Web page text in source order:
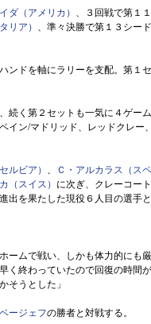
ダ（アメリカ） 、３回戦で第１
リア） 、準々決勝で第１３シー
ンドを軸にラリーを支配。第１
続く第２セットも一気に４ゲー
イン/マドリッド、レッドクレー
ルビア） 、 Ｃ・アルカラス（スペ
（スイス） に次ぎ、クレーコー
を果たした現役６人目の選手と
ームで戦い、しかも体力的にも
く終わっていたので回復の時間
そうとした」
ージェフの勝者と対戦する。